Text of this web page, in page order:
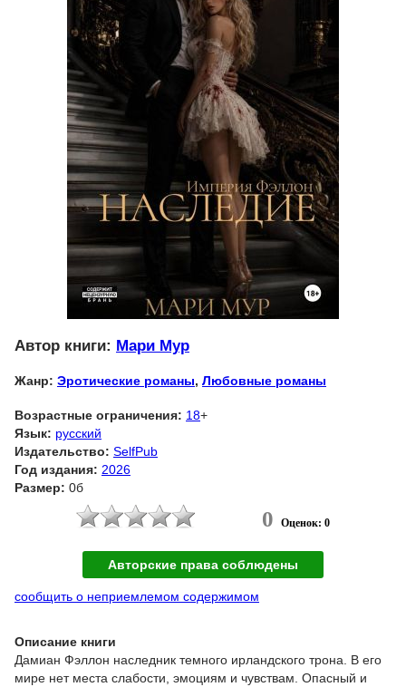
Автор книги: Мари Мур
Жанр: Эротические романы, Любовные романы
Возрастные ограничения: 18+
Язык: русский
Издательство: SelfPub
Год издания: 2026
Размер: 0б
0 Оценок: 0
Авторские права соблюдены
сообщить о неприемлемом содержимом
Описание книги
Дамиан Фэллон наследник темного ирландского трона. В его
мире нет места слабости, эмоциям и чувствам. Опасный и